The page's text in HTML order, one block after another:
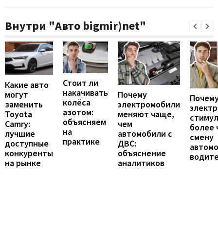
Внутри "Авто bigmir)net"
Какие авто
могут
заменить
Toyota
Camry:
лучшие
доступные
конкуренты
на рынке
Стоит ли
накачивать
колёса
азотом:
объясняем
на
практике
Почему
электромобили
меняют чаще,
чем
автомобили с
ДВС:
объяснение
аналитиков
более
смену